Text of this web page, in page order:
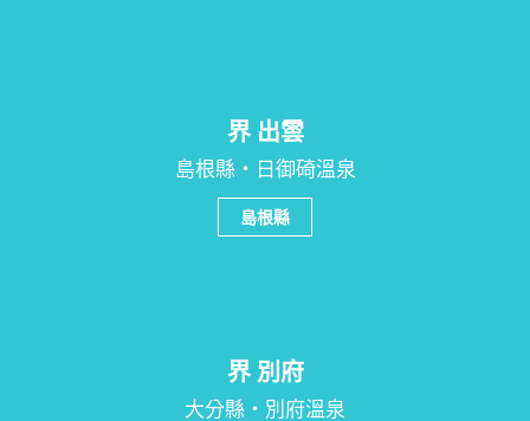
界 出雲
島根縣・日御碕溫泉
島根縣
界 別府
大分縣・別府溫泉